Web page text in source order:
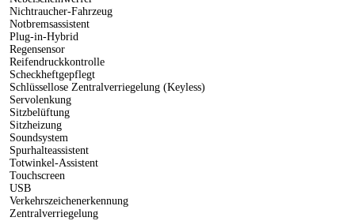
Nichtraucher-Fahrzeug
Notbremsassistent
Plug-in-Hybrid
Regensensor
Reifendruckkontrolle
Scheckheftgepflegt
Schlüssellose Zentralverriegelung (Keyless)
Servolenkung
Sitzbelüftung
Sitzheizung
Soundsystem
Spurhalteassistent
Totwinkel-Assistent
Touchscreen
USB
Verkehrszeichenerkennung
Zentralverriegelung